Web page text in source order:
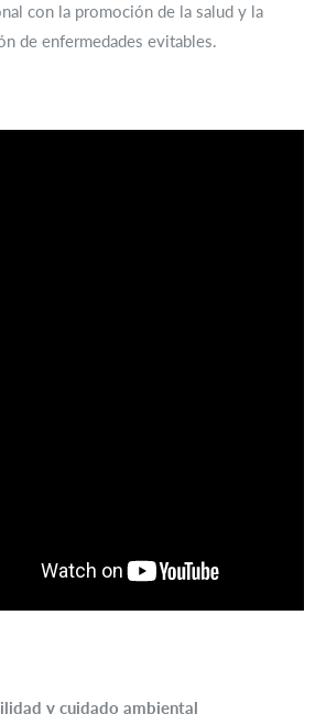
con la promoción de la salud y la
de enfermedades evitables.
y cuidado ambiental